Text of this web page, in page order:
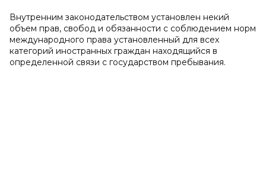
Внутренним законодательством установлен некий
объем прав, свобод и обязанности с соблюдением норм
международного права установленный для всех
категорий иностранных граждан находящийся в
определенной связи с государством пребывания.